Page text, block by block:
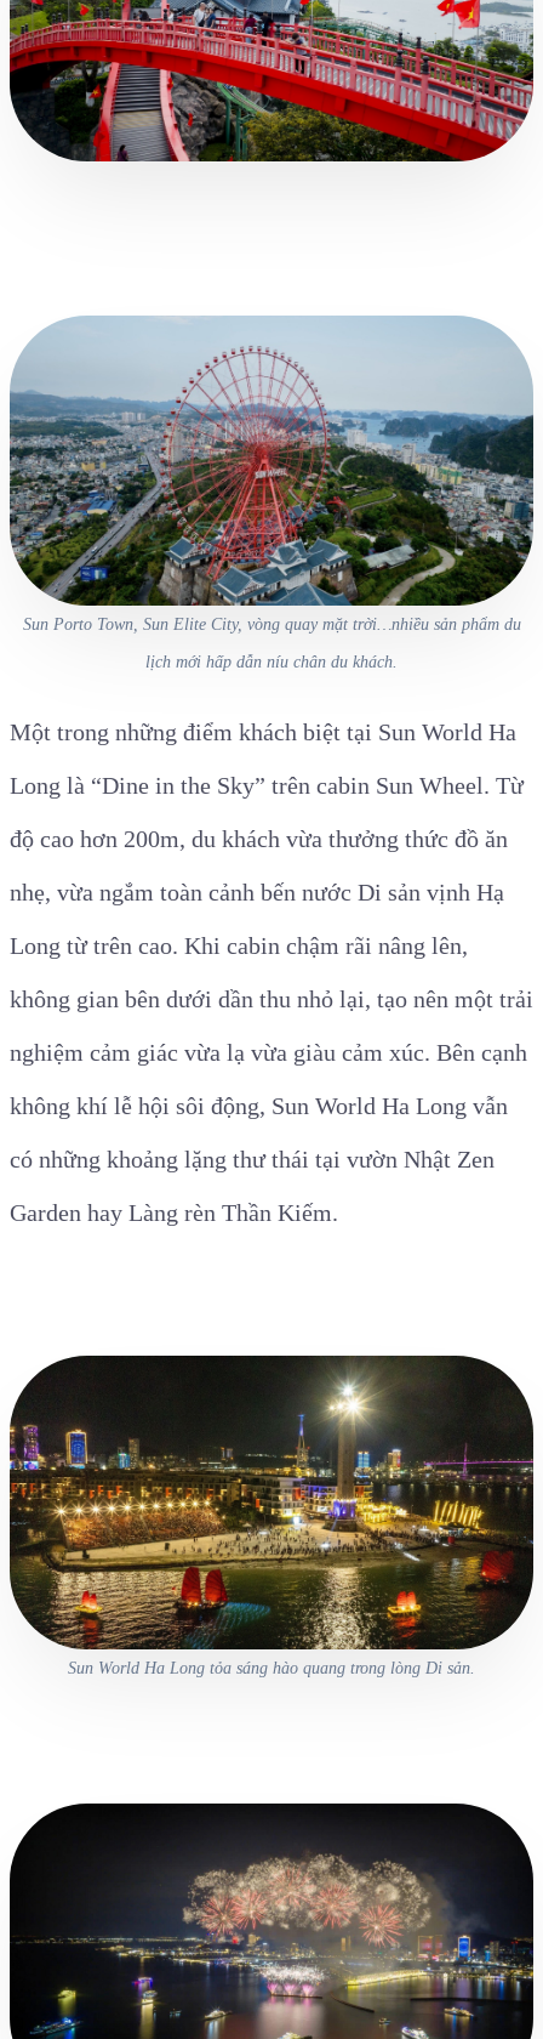
Sun Porto Town, Sun Elite City, vòng quay mặt trời…nhiều sản phẩm du
lịch mới hấp dẫn níu chân du khách.
Một trong những điểm khách biệt tại Sun World Ha
Long là “Dine in the Sky” trên cabin Sun Wheel. Từ
độ cao hơn 200m, du khách vừa thưởng thức đồ ăn
nhẹ, vừa ngắm toàn cảnh bến nước Di sản vịnh Hạ
Long từ trên cao. Khi cabin chậm rãi nâng lên,
không gian bên dưới dần thu nhỏ lại, tạo nên một trải
nghiệm cảm giác vừa lạ vừa giàu cảm xúc. Bên cạnh
không khí lễ hội sôi động, Sun World Ha Long vẫn
có những khoảng lặng thư thái tại vườn Nhật Zen
Garden hay Làng rèn Thần Kiếm.
Sun World Ha Long tỏa sáng hào quang trong lòng Di sản.